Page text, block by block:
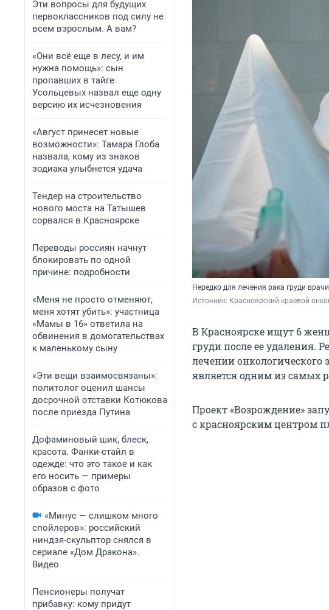
Эти вопросы для будущих
первоклассников под силу не
всем взрослым. А вам?
«Они всё еще в лесу, и им
нужна помощь»: сын
пропавших в тайге
Усольцевых назвал еще одну
версию их исчезновения
«Август принесет новые
возможности»: Тамара Глоба
назвала, кому из знаков
зодиака улыбнется удача
Тендер на строительство
нового моста на Татышев
сорвался в Красноярске
Переводы россиян начнут
блокировать по одной
причине: подробности
«Меня не просто отменяют,
меня хотят убить»: участница
«Мамы в 16» ответила на
обвинения в домогательствах
к маленькому сыну
«Эти вещи взаимосвязаны»:
политолог оценил шансы
досрочной отставки Котюкова
после приезда Путина
Дофаминовый шик, блеск,
красота. Фанки-стайл в
одежде: что это такое и как
его носить — примеры
образов с фото
«Минус — слишком много
спойлеров»: российский
ниндзя-скульптор снялся в
сериале «Дом Дракона».
Видео
Пенсионеры получат
прибавку: кому придут
Нередко для лечения рака груди
Источник: Красноярский краевой
В Красноярске ищут 6
груди после ее удаления.
лечении онкологического
является одним из самых
Проект «Возрождение»
с красноярским центром